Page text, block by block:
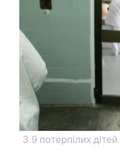
З 9 потерпілих дітей